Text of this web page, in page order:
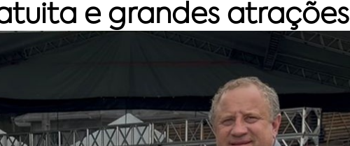
e grandes atrações